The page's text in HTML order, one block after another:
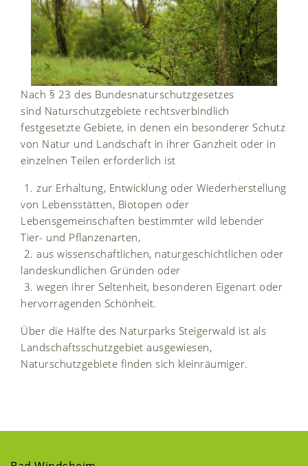
Nach § 23 des Bundesnaturschutzgesetzes
sind Naturschutzgebiete rechtsverbindlich
festgesetzte Gebiete, in denen ein besonderer Schutz
von Natur und Landschaft in ihrer Ganzheit oder in
einzelnen Teilen erforderlich ist
1. zur Erhaltung, Entwicklung oder Wiederherstellung
von Lebensstätten, Biotopen oder
Lebensgemeinschaften bestimmter wild lebender
Tier- und Pflanzenarten,
2. aus wissenschaftlichen, naturgeschichtlichen oder
landeskundlichen Gründen oder
3. wegen ihrer Seltenheit, besonderen Eigenart oder
hervorragenden Schönheit.
Über die Hälfte des Naturparks Steigerwald ist als
Landschaftsschutzgebiet ausgewiesen,
Naturschutzgebiete finden sich kleinräumiger.